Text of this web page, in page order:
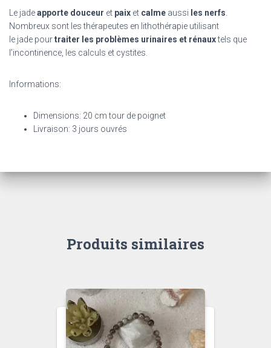
Le jadeapporte douceur et paix et calme aussi les nerfs
Nombreux sont les thérapeutes en lithothérapie utilisant
le jade pourtraiter les problèmes urinaires et rénauxtels que
l’incontinence, les calculs et cystites.
Informations:
Dimensions: 20 cm tour de poignet
Livraison: 3 jours ouvrés
Produits similaires